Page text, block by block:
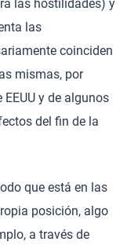
las hostilidades) y
las
coinciden
mismas, por
y de algunos
del fin de la
que está en las
posición, algo
a través de